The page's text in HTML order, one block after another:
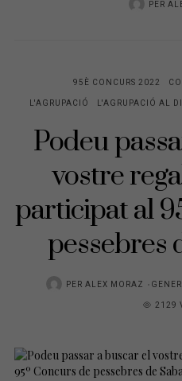
PER
95È CONCURS 2022
L'AGRUPACIÓ
L'AGRUPACIÓ AL
Podeu
vostre
participat al
pessebres
PER ALEX MORAZ
POSTED
ON
2129